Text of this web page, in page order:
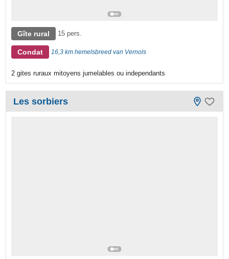
Gîte rural 15 pers.
Condat 16,3 km hemelsbreed van Vernols
2 gites ruraux mitoyens jumelables ou independants
Les sorbiers